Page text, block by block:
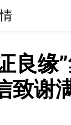
良缘
致谢